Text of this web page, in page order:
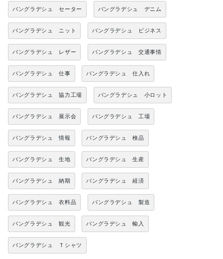
バングラデシュ セーター バングラデシュ デニム
バングラデシュ ニット バングラデシュ ビジネス
バングラデシュ レザー バングラデシュ 交通事情
バングラデシュ 仕事 バングラデシュ 仕入れ
バングラデシュ 協力工場 バングラデシュ 小ロット
バングラデシュ 展示会 バングラデシュ 工場
バングラデシュ 情報 バングラデシュ 検品
バングラデシュ 生地 バングラデシュ 生産
バングラデシュ 納期 バングラデシュ 経済
バングラデシュ 衣料品 バングラデシュ 製造
バングラデシュ 観光 バングラデシュ 輸入
バングラデシュ Ｔシャツ